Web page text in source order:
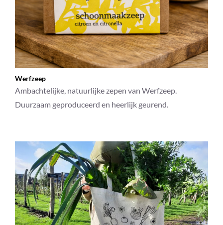
Werfzeep
Ambachtelijke, natuurlijke zepen van Werfzeep.
Duurzaam geproduceerd en heerlijk geurend.